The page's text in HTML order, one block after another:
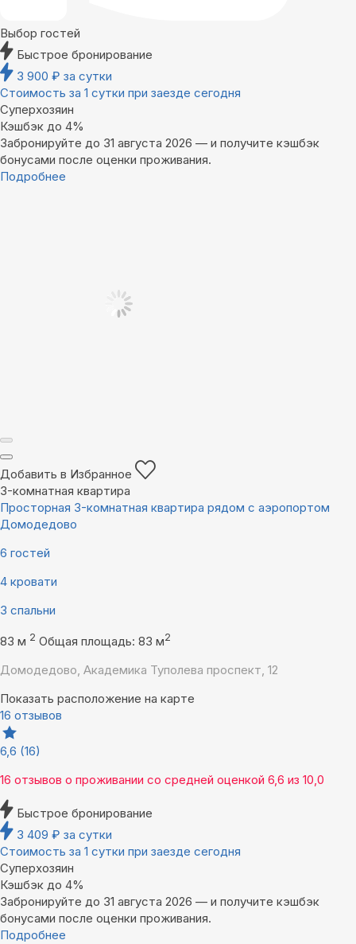
Выбор гостей
Быстрое бронирование
3 900 ₽ за сутки
Стоимость за 1 сутки при заезде сегодня
Суперхозяин
Кэшбэк до 4%
Забронируйте до 31 августа 2026 — и получите кэшбэк
бонусами после оценки проживания.
Подробнее
Добавить в Избранное
3-комнатная квартира
Просторная 3-комнатная квартира рядом с аэропортом
Домодедово
6 гостей
4 кровати
3 спальни
83 м 2 Общая площадь: 83 м2
Домодедово, Академика Туполева проспект, 12
Показать расположение на карте
16 отзывов
6,6 (16)
16 отзывов о проживании со средней оценкой 6,6 из 10,0
Быстрое бронирование
3 409 ₽ за сутки
Стоимость за 1 сутки при заезде сегодня
Суперхозяин
Кэшбэк до 4%
Забронируйте до 31 августа 2026 — и получите кэшбэк
бонусами после оценки проживания.
Подробнее